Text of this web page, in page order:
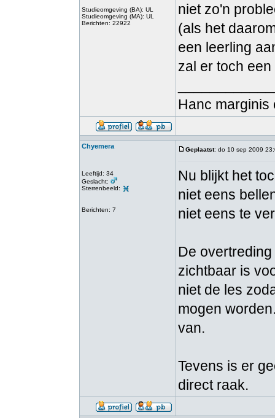
Studieomgeving (BA): UL
Studieomgeving (MA): UL
Berichten: 22922
niet zo'n
(als het
een leerling
zal er toch
Hanc marginis
Chyemera
Leeftijd: 34
Geslacht:
Sterrenbeeld:
Berichten: 7
Geplaatst: do 10 sep 2009
Nu blijkt het
niet eens
niet eens te
De
zichtbaar is
niet de les
mogen
van.
Tevens is er
direct raak.